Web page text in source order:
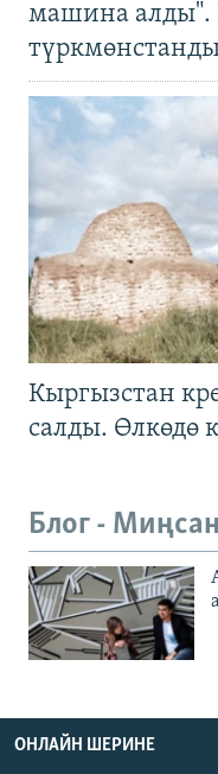
машина алды".
Кыргызстан
салды. Өлкөдө
Блог -
ОНЛАЙН ШЕРИНЕ